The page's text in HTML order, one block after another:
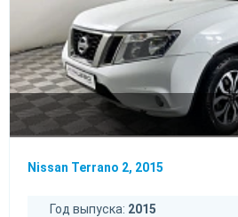
Nissan Terrano 2, 2015
Год выпуска: 2015